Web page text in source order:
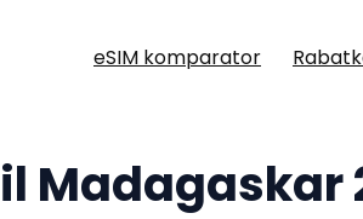
eSIM komparator
Madagaskar